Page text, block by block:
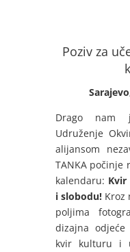
Poziv za
Drago nam
Udruženje
alijansom
TANKA počinje
kalendaru: Kvir
i slobodu!Kroz
poljima
dizajna
kvir kulturu i